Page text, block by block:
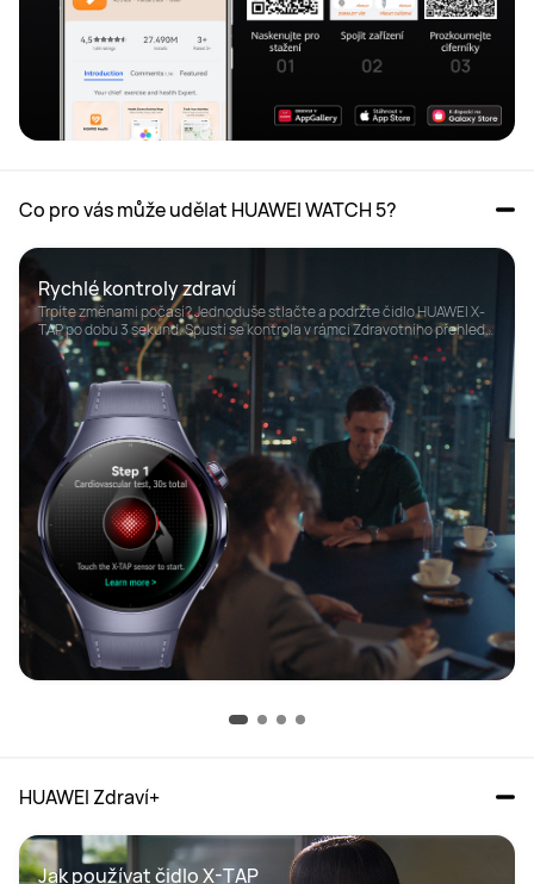
Co pro vás může udělat HUAWEI WATCH 5?
Trpíte změnami počasí? Jednoduše stlačte a podržte čidlo HUAWEI X-
TAP po dobu 3 sekund. Spustí se kontrola v rámci Zdravotního přehledu
HUAWEI Zdraví+